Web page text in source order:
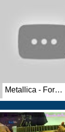
Metallica - For…